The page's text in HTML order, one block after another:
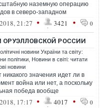
наземную операцию
в северо-западном
регионе Африн
21:27 • 3421 • 0
ОРУЭЛЛОВСКОЙ РОССИИ
новини України та світу:
політики Новини в світі: читати
новини
никакого значения идет ли в
война или нет, а поскольку
победа вообще
– не важно выигрываем мы
17:17 • 4017 • 0